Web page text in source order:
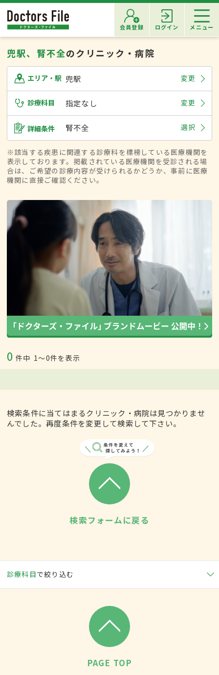
会員登録 ログイン メニュー
兜駅、腎不全のクリニック・病院
エリア・駅 兜駅 変更
診療科目 指定なし 変更
詳細条件 腎不全 選択
※該当する疾患に関連する診療科を標榜している医療機関を
表示しております。掲載されている医療機関を受診される場
合は、ご希望の診療内容が受けられるかどうか、事前に医療
機関に直接ご確認ください。
0 件中 1〜0件を表示
検索条件に当てはまるクリニック・病院は見つかりませ
んでした。再度条件を変更して検索して下さい。
検索フォームに戻る
診療科目で絞り込む
PAGE TOP